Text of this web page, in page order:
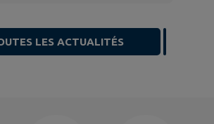
horaires d'été Pour un
service de qualité,
LES ACTUALITÉS